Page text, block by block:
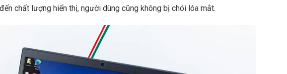
chất lượng hiển thị, người dùng cũng không bị chói lóa mắt.